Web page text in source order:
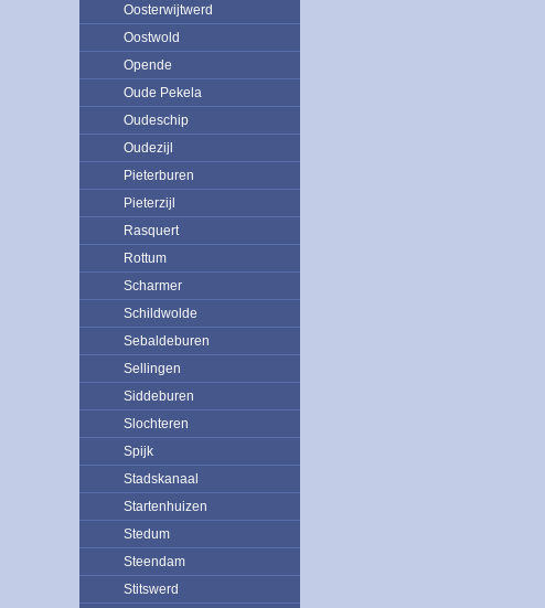
Oosterwijtwerd
Oostwold
Opende
Oude Pekela
Oudeschip
Oudezijl
Pieterburen
Pieterzijl
Rasquert
Rottum
Scharmer
Schildwolde
Sebaldeburen
Sellingen
Siddeburen
Slochteren
Spijk
Stadskanaal
Startenhuizen
Stedum
Steendam
Stitswerd